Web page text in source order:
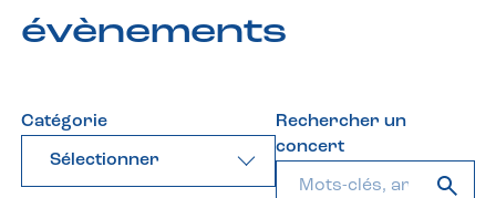
évènements
Catégorie
Sélectionner
Rechercher un
concert